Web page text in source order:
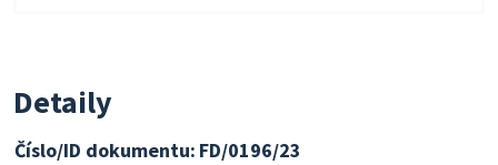
Detaily
Číslo/ID dokumentu: FD/0196/23